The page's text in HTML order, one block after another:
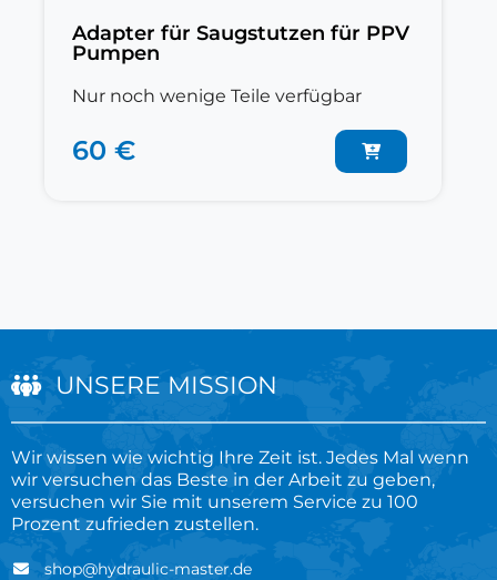
Adapter für Saugstutzen für PPV
Pumpen
Nur noch wenige Teile verfügbar
60 €
UNSERE MISSION
Wir wissen wie wichtig Ihre Zeit ist. Jedes Mal wenn
wir versuchen das Beste in der Arbeit zu geben,
versuchen wir Sie mit unserem Service zu 100
Prozent zufrieden zustellen.
shop@hydraulic-master.de